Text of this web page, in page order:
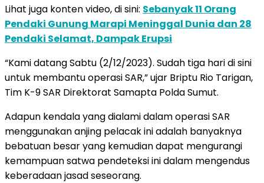
Lihat juga konten video, di sini: Sebanyak 11 Orang
Pendaki Gunung Marapi Meninggal Dunia dan 28
Pendaki Selamat, Dampak Erupsi
“Kami datang Sabtu (2/12/2023). Sudah tiga hari di sini
untuk membantu operasi SAR,” ujar Briptu Rio Tarigan,
Tim K-9 SAR Direktorat Samapta Polda Sumut.
Adapun kendala yang dialami dalam operasi SAR
menggunakan anjing pelacak ini adalah banyaknya
bebatuan besar yang kemudian dapat mengurangi
kemampuan satwa pendeteksi ini dalam mengendus
keberadaan jasad seseorang.